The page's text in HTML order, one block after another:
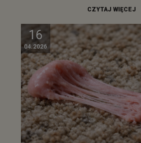
CZYTAJ WIĘCEJ
16
04.2026